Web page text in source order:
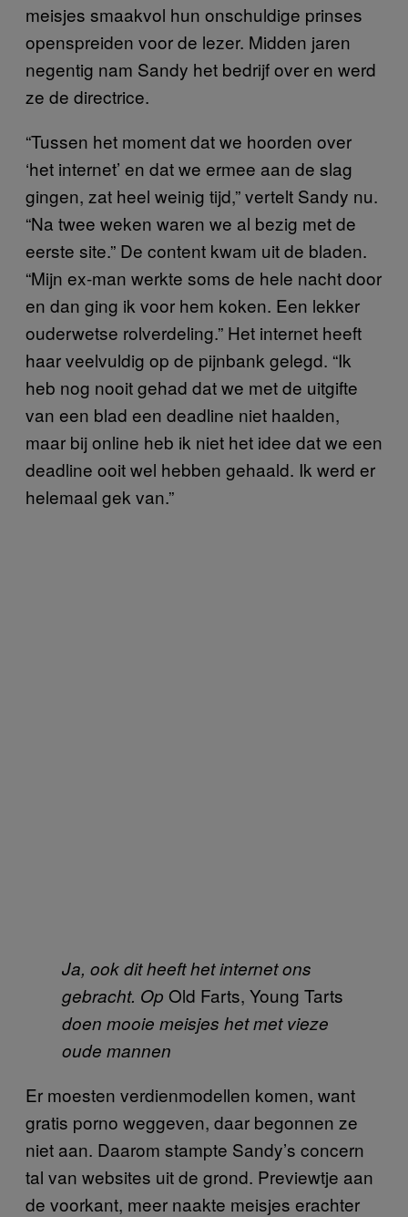
meisjes smaakvol hun onschuldige prinses
openspreiden voor de lezer. Midden jaren
negentig nam Sandy het bedrijf over en werd
ze de directrice.
“Tussen het moment dat we hoorden over
‘het internet’ en dat we ermee aan de slag
gingen, zat heel weinig tijd,” vertelt Sandy nu.
“Na twee weken waren we al bezig met de
eerste site.” De content kwam uit de bladen.
“Mijn ex-man werkte soms de hele nacht door
en dan ging ik voor hem koken. Een lekker
ouderwetse rolverdeling.” Het internet heeft
haar veelvuldig op de pijnbank gelegd. “Ik
heb nog nooit gehad dat we met de uitgifte
van een blad een deadline niet haalden,
maar bij online heb ik niet het idee dat we een
deadline ooit wel hebben gehaald. Ik werd er
helemaal gek van.”
Ja, ook dit heeft het internet ons
gebracht. Op Old Farts, Young Tarts
doen mooie meisjes het met vieze
oude mannen
Er moesten verdienmodellen komen, want
gratis porno weggeven, daar begonnen ze
niet aan. Daarom stampte Sandy’s concern
tal van websites uit de grond. Previewtje aan
de voorkant, meer naakte meisjes erachter